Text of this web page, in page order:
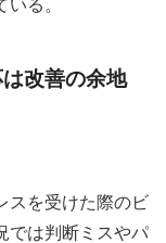
る。
改善の余地
スを受けた際のビ
では判断ミスやパ